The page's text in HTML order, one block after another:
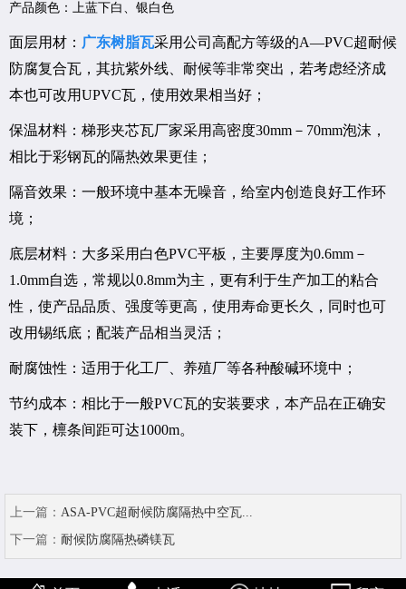
产品颜色：上蓝下白、银白色
面层用材： 广东树脂瓦采用公司高配方等级的A—PVC超耐候
防腐复合瓦，其抗紫外线、耐候等非常突出，若考虑经济成
本也可改用UPVC瓦，使用效果相当好；
保温材料：梯形夹芯瓦厂家采用高密度30mm－70mm泡沫，
相比于彩钢瓦的隔热效果更佳；
隔音效果：一般环境中基本无噪音，给室内创造良好工作环
境；
底层材料：大多采用白色PVC平板，主要厚度为0.6mm－
1.0mm自选，常规以0.8mm为主，更有利于生产加工的粘合
性，使产品品质、强度等更高，使用寿命更长久，同时也可
改用锡纸底；配装产品相当灵活；
耐腐蚀性：适用于化工厂、养殖厂等各种酸碱环境中；
节约成本：相比于一般PVC瓦的安装要求，本产品在正确安
装下，檩条间距可达1000m。
上一篇： ASA-PVC超耐候防腐隔热中空瓦...
下一篇： 耐候防腐隔热磷镁瓦